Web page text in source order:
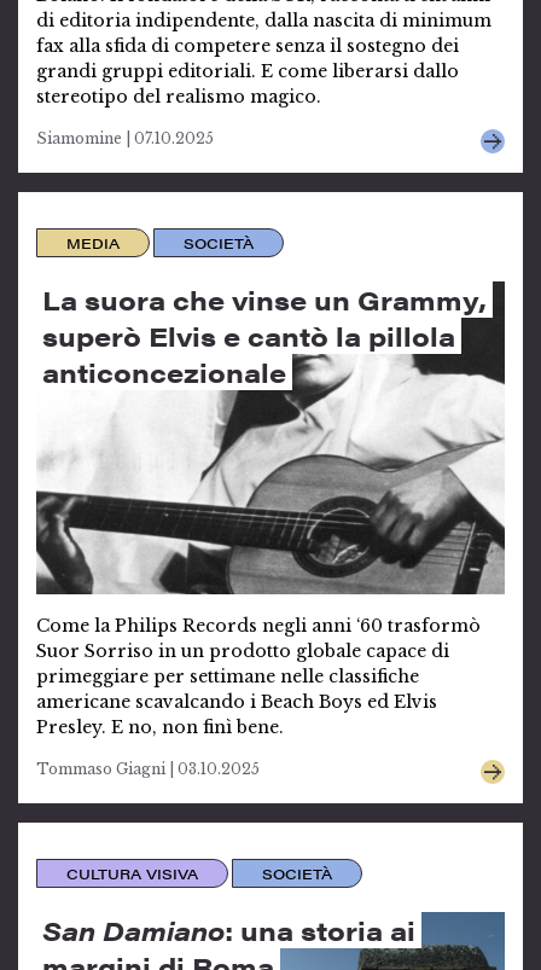
di editoria indipendente, dalla nascita di minimum
fax alla sfida di competere senza il sostegno dei
grandi gruppi editoriali. E come liberarsi dallo
stereotipo del realismo magico.
Siamomine | 07.10.2025
MEDIA SOCIETÀ
La suora che vinse un Grammy,
superò Elvis e cantò la pillola
anticoncezionale
Come la Philips Records negli anni ‘60 trasformò
Suor Sorriso in un prodotto globale capace di
primeggiare per settimane nelle classifiche
americane scavalcando i Beach Boys ed Elvis
Presley. E no, non finì bene.
Tommaso Giagni | 03.10.2025
CULTURA VISIVA SOCIETÀ
San Damiano: una storia ai